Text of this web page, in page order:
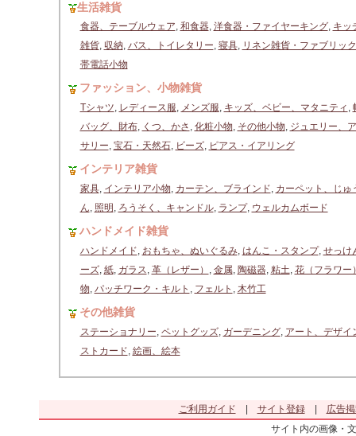
生活雑貨
食器、テーブルウェア, 和食器, 洋食器・ファイヤーキング, キッ
雑貨, 収納, バス、トイレタリー, 寝具, リネン雑貨・ファブリック
帯電話小物
ファッション、小物雑貨
Tシャツ, レディース服, メンズ服, キッズ、ベビー、マタニティ ,
バッグ、財布, くつ、かさ , 化粧小物, その他小物, ジュエリー、
サリー, 宝石・天然石, ビーズ, ピアス・イアリング
インテリア雑貨
家具, インテリア小物, カーテン、ブラインド, カーペット、じゅ
ん, 照明 , ろうそく、キャンドル, ランプ, ウェルカムボード
ハンドメイド雑貨
ハンドメイド, おもちゃ、ぬいぐるみ, はんこ・スタンプ, せっけ
ーズ, 紙, ガラス, 革（レザー） , 金属, 陶磁器, 粘土, 花（フラワー
物, パッチワーク・キルト , フェルト , 木竹工
その他雑貨
ステーショナリー, ペットグッズ, ガーデニング, アート、デザイ
ストカード, 絵画、絵本
ご利用ガイド サイト登録|
広告
サイト内の画像・